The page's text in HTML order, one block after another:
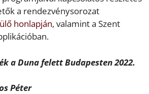
a rendezvénysorozat
honlapján, valamint a Szent
a Duna felett Budapesten 2022.
Péter